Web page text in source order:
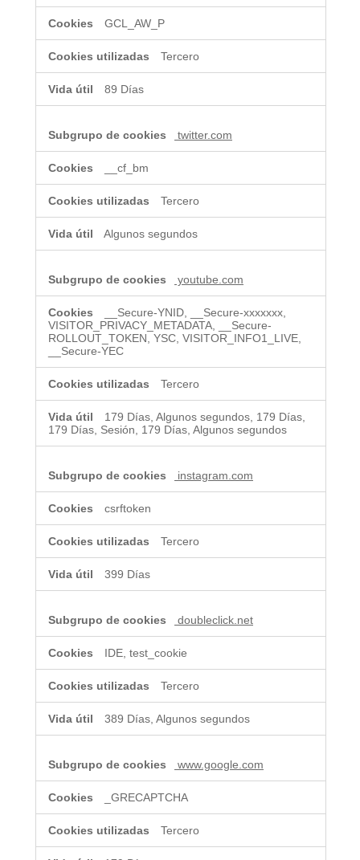
GCL_AW_P
Tercero
89 Días
twitter.com
__cf_bm
Tercero
Algunos segundos
youtube.com
__Secure-YNID, __Secure-xxxxxxx,
VISITOR_PRIVACY_METADATA, __Secure-
ROLLOUT_TOKEN, YSC, VISITOR_INFO1_LIVE,
__Secure-YEC
Tercero
179 Días, Algunos segundos, 179 Días,
179 Días, Sesión, 179 Días, Algunos segundos
instagram.com
csrftoken
Tercero
399 Días
doubleclick.net
IDE, test_cookie
Tercero
389 Días, Algunos segundos
www.google.com
_GRECAPTCHA
Tercero